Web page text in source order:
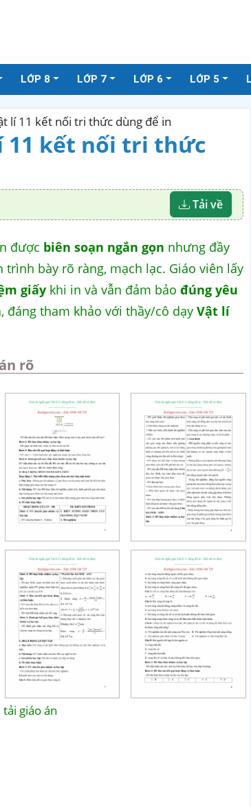
LỚP 8 LỚP 7 LỚP 6 LỚP 5
lí 11 kết nối tri thức dùng để in
11 kết nối tri thức
Tải về
được biên soạn ngắn gọn nhưng đầy
bày rõ ràng, mạch lạc. Giáo viên lấy
giấykhi in và vẫn đảm bảo đúng yêu
tham khảo với thầy/cô dạy Vật lí
rõ
giáo án